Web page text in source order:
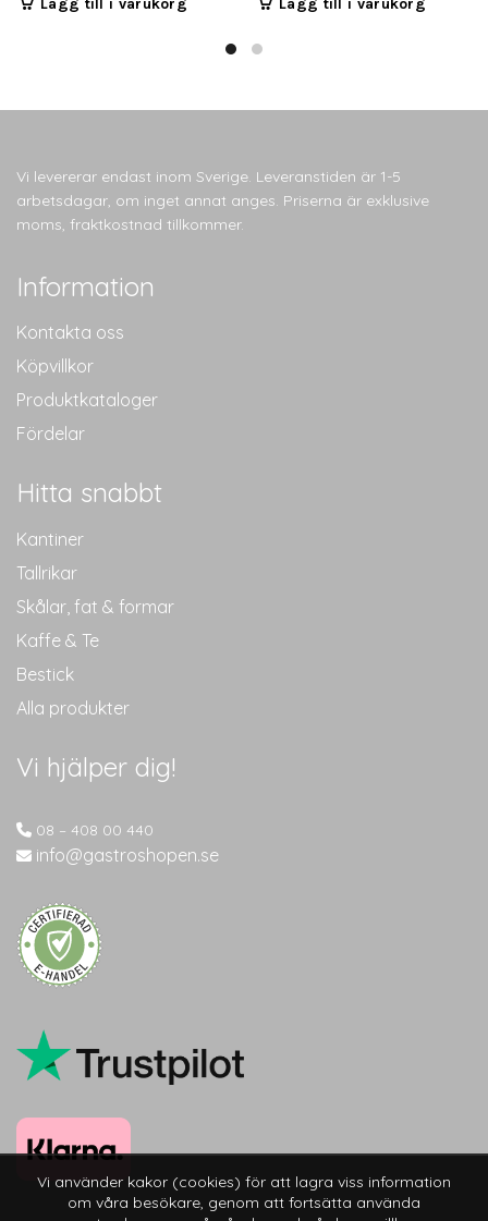
Vi levererar endast inom Sverige. Leveranstiden är 1-5
arbetsdagar, om inget annat anges. Priserna är exklusive
moms, fraktkostnad tillkommer.
Information
Kontakta oss
Köpvillkor
Produktkataloger
Fördelar
Hitta snabbt
Kantiner
Tallrikar
Skålar, fat & formar
Kaffe & Te
Bestick
Alla produkter
Vi hjälper dig!
08 – 408 00 440
info@gastroshopen.se
Vi använder kakor (cookies) för att lagra viss information
om våra besökare, genom att fortsätta använda